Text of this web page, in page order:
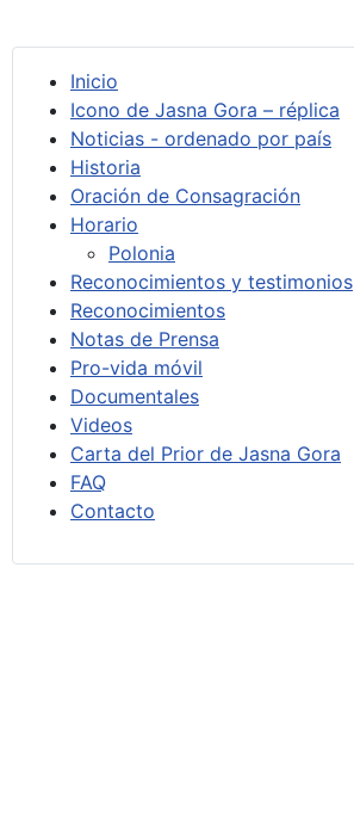
Inicio
Icono de Jasna Gora – réplica
Noticias - ordenado por país
Historia
Oración de Consagración
Horario
Polonia
Reconocimientos y testimonios
Reconocimientos
Notas de Prensa
Pro-vida móvil
Documentales
Videos
Carta del Prior de Jasna Gora
FAQ
Contacto